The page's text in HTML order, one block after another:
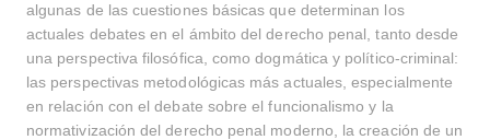
algunas de las cuestiones básicas que determinan los
actuales debates en el ámbito del derecho penal, tanto desde
una perspectiva filosófica, como dogmática y político-criminal:
las perspectivas metodológicas más actuales, especialmente
en relación con el debate sobre el funcionalismo y la
normativización del derecho penal moderno, la creación de un